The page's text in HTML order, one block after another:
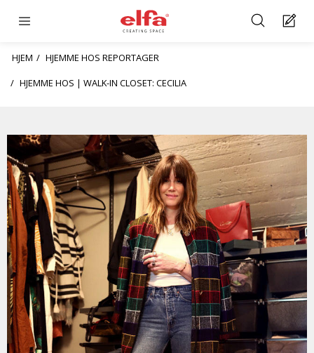
HJEM
HJEMME HOS REPORTAGER
HJEMME HOS | WALK-IN CLOSET: CECILIA